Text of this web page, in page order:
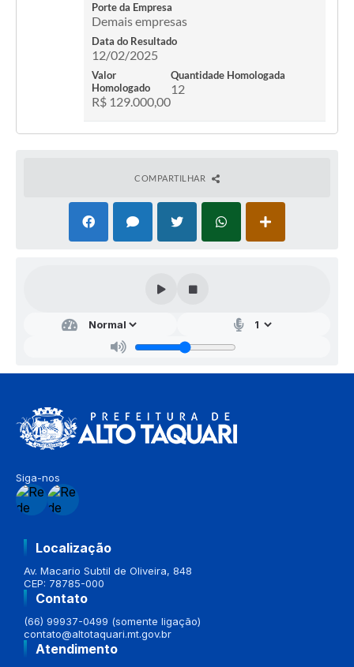
Porte da Empresa
Demais empresas
Data do Resultado
12/02/2025
Valor
Homologado
R$ 129.000,00
Quantidade Homologada
12
COMPARTILHAR
Siga-nos
Localização
Av. Macario Subtil de Oliveira, 848
CEP: 78785-000
Contato
(66) 99937-0499 (somente ligação)
contato@altotaquari.mt.gov.br
Atendimento